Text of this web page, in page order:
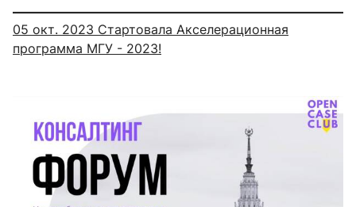
05 окт. 2023 Стартовала Акселерационная
программа МГУ - 2023!